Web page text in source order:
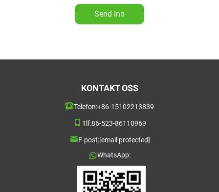
Send inn
KONTAKT OSS
Telefon:+86-15102213839
Tlf:86-523-86110969
E-post:[email protected]
WhatsApp: